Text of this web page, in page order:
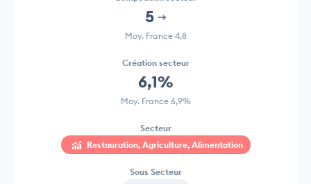
5
Moy. France 4,8
Création secteur
6,1%
Moy. France 6,9%
Secteur
Restauration, Agriculture, Alimentation
Sous Secteur